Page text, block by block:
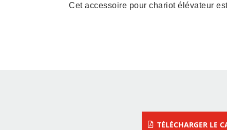
Cet accessoire pour chariot élévateur
TÉLÉCHARGER LE